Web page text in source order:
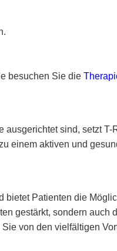
besuchen Sie die
sind, setzt
einem aktiven und
Patienten die
gestärkt, sondern
Sie von den vielfältigen